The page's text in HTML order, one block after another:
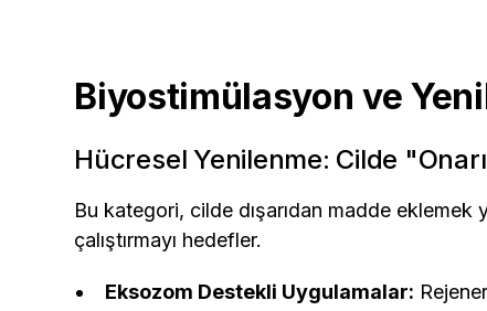
Biyostimülasyon ve
Hücresel Yenilenme: Cilde
Bu kategori, cilde dışarıdan madde eklemek
çalıştırmayı hedefler.
Eksozom Destekli Uygulamalar: